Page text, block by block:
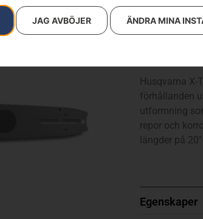
JAG AVBÖJER ÄNDRA MINA
1 470
Husqvarna X-
förhållanden
utformning
repor och
längder på
Egenskaper